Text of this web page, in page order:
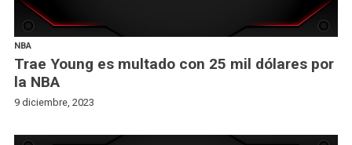
NBA
Trae Young es multado con 25 mil dólares por
la NBA
9 diciembre, 2023